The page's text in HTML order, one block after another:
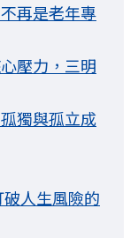
再是老年專
壓力，三明
獨與孤立成
人生風險的